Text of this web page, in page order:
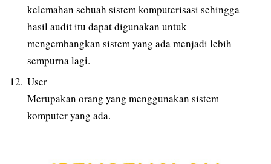
kelemahan sebuah sistem komputerisasi sehingga
hasil audit itu dapat digunakan untuk
mengembangkan sistem yang ada menjadi lebih
sempurna lagi.
User
Merupakan orang yang menggunakan sistem
komputer yang ada.